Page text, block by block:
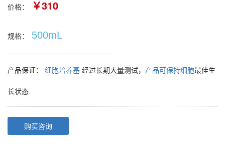
价格： ￥310
规格： 500mL
产品保证： 细胞培养基 经过长期大量测试， 产品可保持细胞最佳生
长状态
购买咨询